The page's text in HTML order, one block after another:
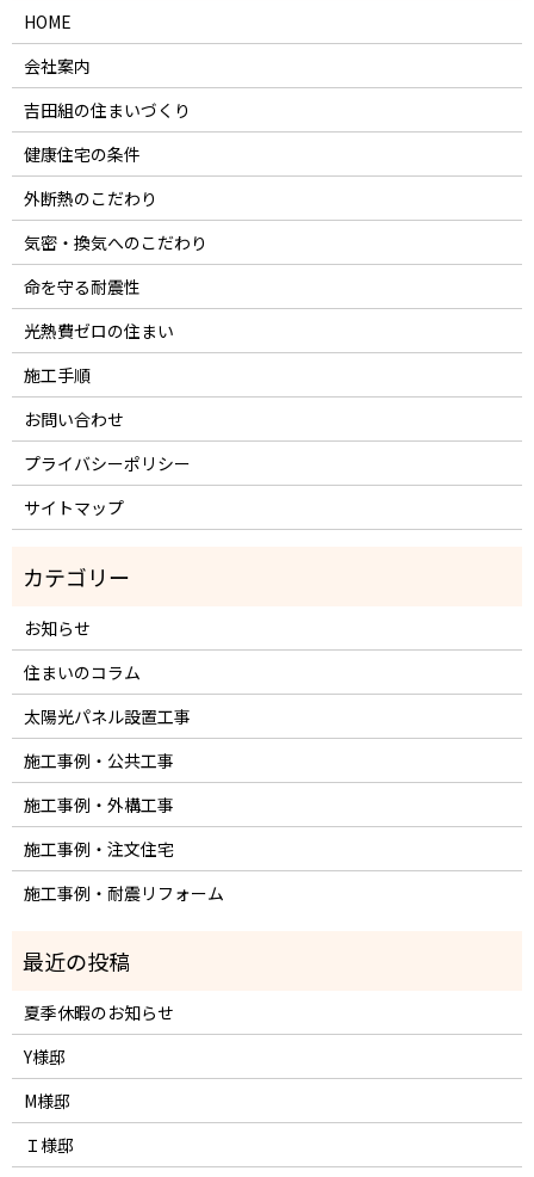
HOME
会社案内
吉田組の住まいづくり
健康住宅の条件
外断熱のこだわり
気密・換気へのこだわり
命を守る耐震性
光熱費ゼロの住まい
施工手順
お問い合わせ
プライバシーポリシー
サイトマップ
お知らせ
住まいのコラム
太陽光パネル設置工事
施工事例・公共工事
施工事例・外構工事
施工事例・注文住宅
施工事例・耐震リフォーム
夏季休暇のお知らせ
Y様邸
M様邸
Ｉ様邸